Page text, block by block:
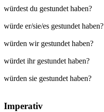
würdest du gestundet haben?
würde er/sie/es gestundet haben?
würden wir gestundet haben?
würdet ihr gestundet haben?
würden sie gestundet haben?
Imperativ